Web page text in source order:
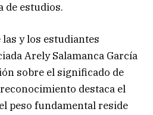
de estudios.
y los estudiantes
Arely Salamanca García
sobre el significado de
destaca el
peso fundamental reside